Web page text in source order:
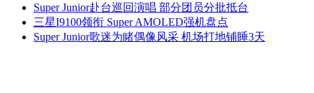
兜圈拉客 司机吃车票毁证据
Super Junior赴台巡回演唱 部分团员分批抵台
三星I9100领衔 Super AMOLED强机盘点
Super Junior歌迷为睹偶像风采 机场打地铺睡3天